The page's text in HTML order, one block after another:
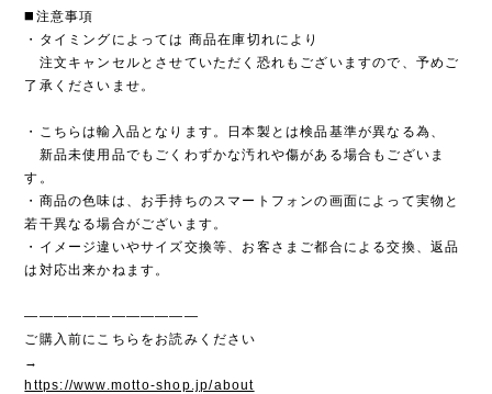
◼️注意事項
・タイミングによっては 商品在庫切れにより
注文キャンセルとさせていただく恐れもございますので、予めご
了承くださいませ。
・こちらは輸入品となります。日本製とは検品基準が異なる為、
新品未使用品でもごくわずかな汚れや傷がある場合もございま
す。
・商品の色味は、お手持ちのスマートフォンの画面によって実物と
若干異なる場合がございます。
・イメージ違いやサイズ交換等、お客さまご都合による交換、返品
は対応出来かねます。
————————————
ご購入前にこちらをお読みください
→
https://www.motto-shop.jp/about